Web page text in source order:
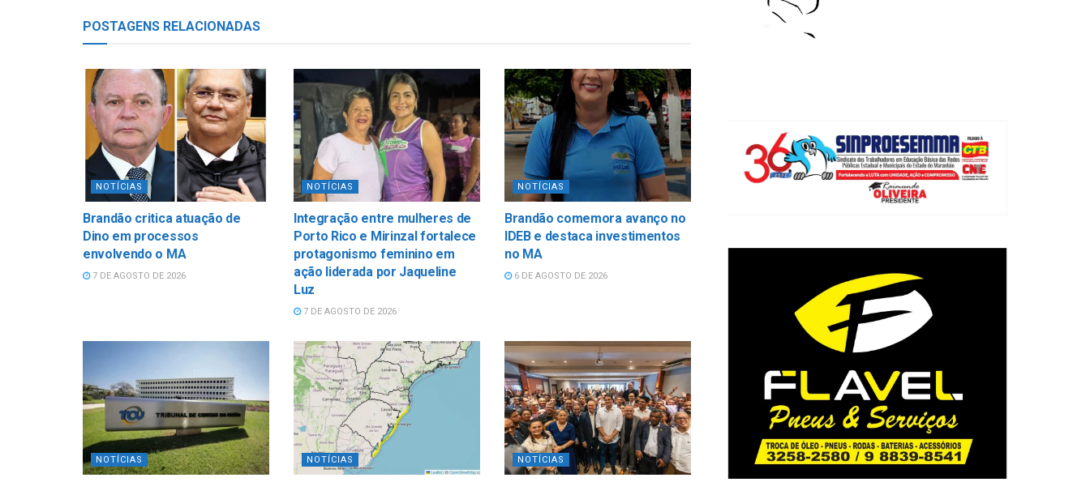
POSTAGENS RELACIONADAS
NOTÍCIAS
Brandão critica atuação de
Dino em processos
envolvendo o MA
7 DE AGOSTO DE 2026
NOTÍCIAS
Integração entre mulheres de
Porto Rico e Mirinzal fortalece
protagonismo feminino em
ação liderada por Jaqueline
Luz
7 DE AGOSTO DE 2026
NOTÍCIAS
Brandão comemora avanço no
IDEB e destaca investimentos
no MA
6 DE AGOSTO DE 2026
NOTÍCIAS NOTÍCIAS NOTÍCIAS